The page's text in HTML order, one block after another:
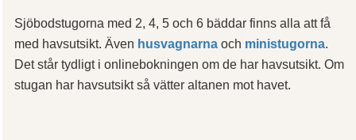
Sjöbodstugorna med 2, 4, 5 och 6 bäddar finns alla att få
med havsutsikt. Även husvagnarna och ministugorna.
Det står tydligt i onlinebokningen om de har havsutsikt. Om
stugan har havsutsikt så vätter altanen mot havet.